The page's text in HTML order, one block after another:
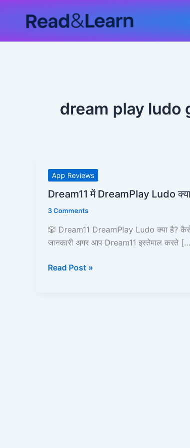
dream play ludo
App Reviews
Dream11 में DreamPlay Ludo
3 Comments
🎲 Dream11 DreamPlay Ludo क्या है?
जानकारी अगर आप Dream11 इस्तेमाल करते
Dream11
में
DreamPlay
Ludo
क्या
है?
Read Post »